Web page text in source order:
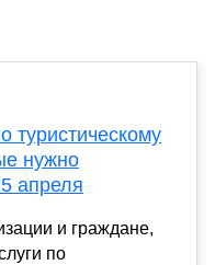
туристическому
нужно
апреля
и граждане,
по